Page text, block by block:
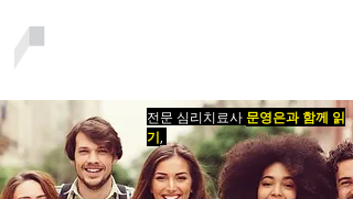
전문 심리치료사문영은과 함께 읽
기